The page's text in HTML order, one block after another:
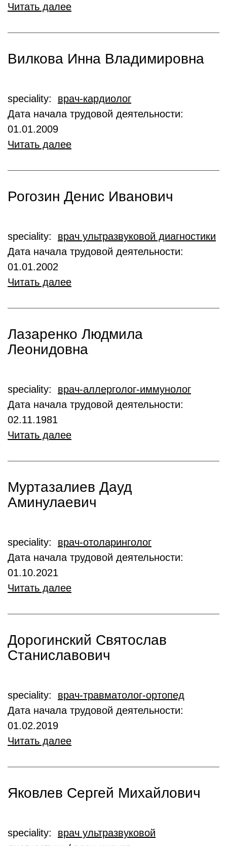
Читать далее
Вилкова Инна Владимировна
speciality: врач-кардиолог
Дата начала трудовой деятельности:
01.01.2009
Читать далее
Рогозин Денис Иванович
speciality: врач ультразвуковой диагностики
Дата начала трудовой деятельности:
01.01.2002
Читать далее
Лазаренко Людмила
Леонидовна
speciality: врач-аллерголог-иммунолог
Дата начала трудовой деятельности:
02.11.1981
Читать далее
Муртазалиев Дауд
Аминулаевич
speciality: врач-отоларинголог
Дата начала трудовой деятельности:
01.10.2021
Читать далее
Дорогинский Святослав
Станиславович
speciality: врач-травматолог-ортопед
Дата начала трудовой деятельности:
01.02.2019
Читать далее
Яковлев Сергей Михайлович
speciality: врач ультразвуковой